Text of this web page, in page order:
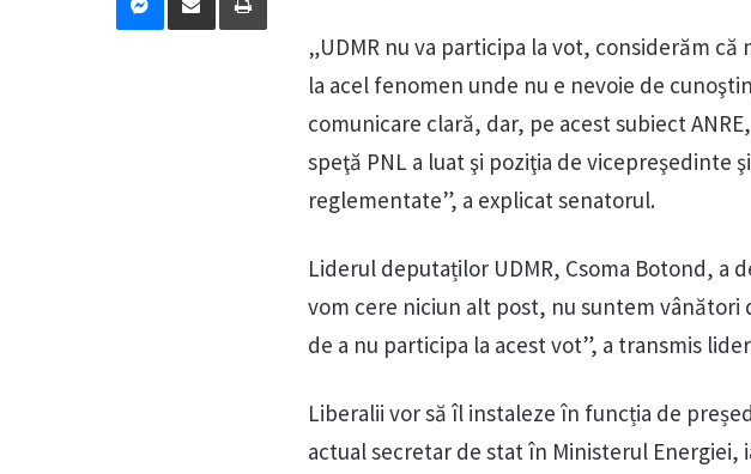
„UDMR nu va participa la vot, considerăm
la acel fenomen unde nu e nevoie de
comunicare clară, dar, pe acest subiect
speţă PNL a luat şi poziţia de vicepreşedinte
reglementate”, a explicat senatorul.
Liderul deputaților UDMR, Csoma Botond, a
vom cere niciun alt post, nu suntem vânători
de a nu participa la acest vot”, a transmis
Liberalii vor să îl instaleze în funcția de
actual secretar de stat în Ministerul